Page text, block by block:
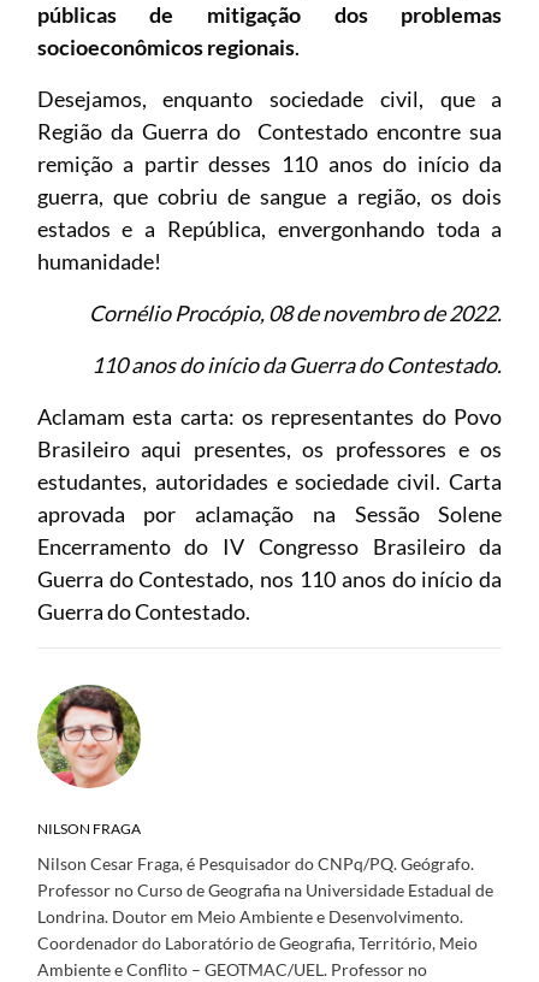
públicas de mitigação dos problemas
socioeconômicos regionais.
Desejamos, enquanto sociedade civil, que a
Região da Guerra do Contestado encontre sua
remição a partir desses 110 anos do início da
guerra, que cobriu de sangue a região, os dois
estados e a República, envergonhando toda a
humanidade!
Cornélio Procópio, 08 de novembro de 2022.
110 anos do início da Guerra do Contestado.
Aclamam esta carta: os representantes do Povo
Brasileiro aqui presentes, os professores e os
estudantes, autoridades e sociedade civil. Carta
aprovada por aclamação na Sessão Solene
Encerramento do IV Congresso Brasileiro da
Guerra do Contestado, nos 110 anos do início da
Guerra do Contestado.
NILSON FRAGA
Nilson Cesar Fraga, é Pesquisador do CNPq/PQ. Geógrafo.
Professor no Curso de Geografia na Universidade Estadual de
Londrina. Doutor em Meio Ambiente e Desenvolvimento.
Coordenador do Laboratório de Geografia, Território, Meio
Ambiente e Conflito – GEOTMAC/UEL. Professor no